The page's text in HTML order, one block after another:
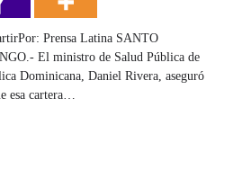
Prensa Latina SANTO
El ministro de Salud Pública de
Dominicana, Daniel Rivera, aseguró
esa cartera…